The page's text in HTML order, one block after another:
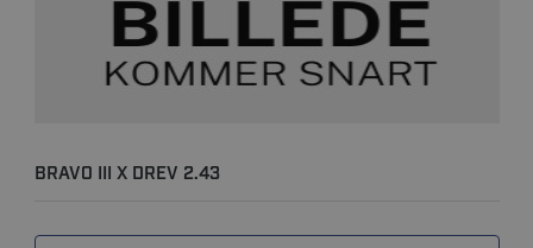
BRAVO III X DREV 2.43